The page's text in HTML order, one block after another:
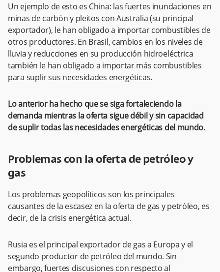
Un ejemplo de esto es China: las fuertes inundaciones en
minas de carbón y pleitos con Australia (su principal
exportador), le han obligado a importar combustibles de
otros productores. En Brasil, cambios en los niveles de
lluvia y reducciones en su producción hidroeléctrica
también le han obligado a importar más combustibles
para suplir sus necesidades energéticas.
Lo anterior ha hecho que se siga fortaleciendo la
demanda mientras la oferta sigue débil y sin capacidad
de suplir todas las necesidades energéticas del mundo.
Problemas con la oferta de petróleo y
gas
Los problemas geopolíticos son los principales
causantes de la escasez en la oferta de gas y petróleo, es
decir, de la crisis energética actual.
Rusia es el principal exportador de gas a Europa y el
segundo productor de petróleo del mundo. Sin
embargo, fuertes discusiones con respecto al